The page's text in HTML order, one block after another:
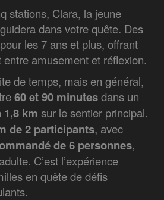
stations, Clara, la jeune
dans votre quête. Des
les 7 ans et plus, offrant
amusement et réflexion.
de temps, mais en général,
60 et 90 minutesdans un
1,8 km sur le sentier principal.
de 2 participants, avec
de 6 personnes,
C’est l’expérience
en quête de défis